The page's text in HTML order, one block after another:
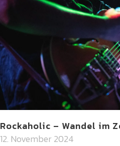
Rockaholic – Wandel im
12. November 2024